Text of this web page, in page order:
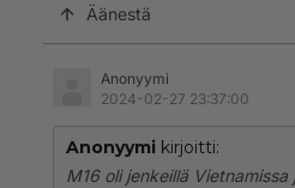
Äänestä
Anonyymi
2024-02-27 23:37:00
Anonyymi kirjoitti:
M16 oli jenkeillä